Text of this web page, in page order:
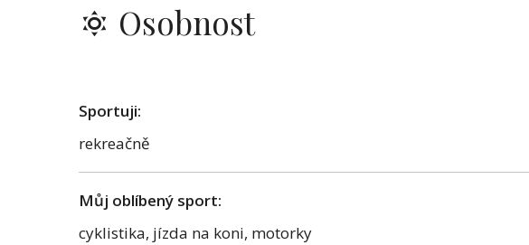
Osobnost
Sportuji:
rekreačně
Můj oblíbený sport:
cyklistika, jízda na koni, motorky